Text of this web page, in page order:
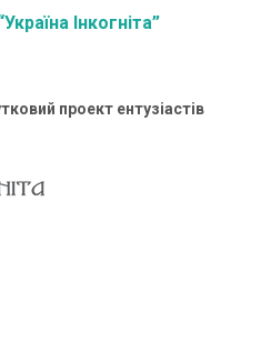
Інкогніта”
проект ентузіастів